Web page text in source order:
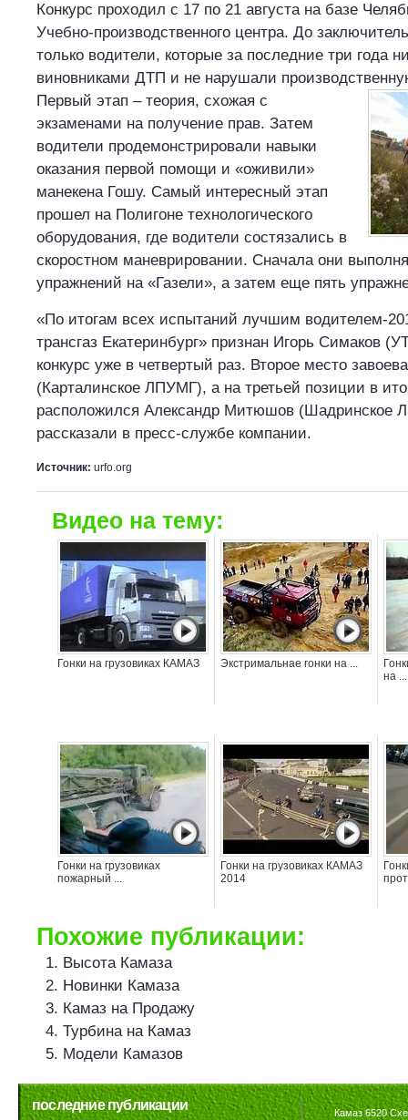
Конкурс проходил с 17 по 21 августа на базе
Учебно-производственного центра. До
только водители, которые за последние три года
виновниками ДТП и не нарушали
Первый этап – теория, схожая с
экзаменами на получение прав. Затем
водители продемонстрировали навыки
оказания первой помощи и «оживили»
манекена Гошу. Самый интересный этап
прошел на Полигоне технологического
оборудования, где водители состязались в
скоростном маневрировании. Сначала они
упражнений на «Газели», а затем еще пять
«По итогам всех испытаний лучшим водителем-
трансгаз Екатеринбург» признан Игорь Симаков
конкурс уже в четвертый раз. Второе место
(Карталинское ЛПУМГ), а на третьей позиции в
расположился Александр Митюшов (Шадринское
рассказали в пресс-службе компании.
Источник: urfo.org
Видео на тему:
Гонки на грузовиках КАМАЗ Экстримальнае гонки на ...
на ...
Гонки на грузовиках
пожарный ...
Гонки на грузовиках КАМАЗ
2014
Похожие публикации:
Высота Камаза
Новинки Камаза
Камаз на Продажу
Турбина на Камаз
Модели Камазов
последние публикации Камаз 6520